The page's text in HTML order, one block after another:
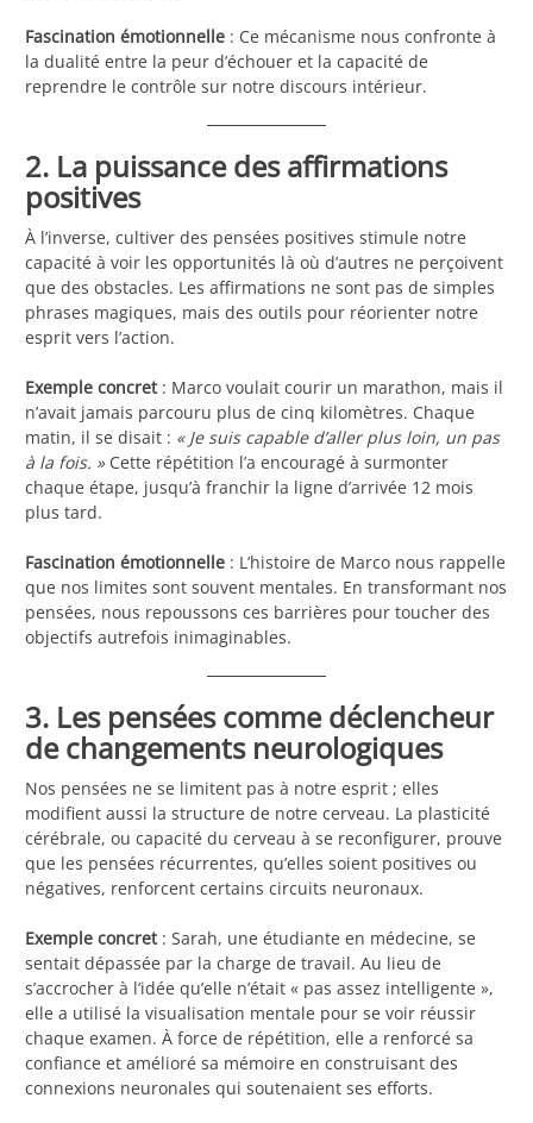
Fascination émotionnelle : Ce mécanisme nous confronte à
la dualité entre la peur d’échouer et la capacité de
reprendre le contrôle sur notre discours intérieur.
2. La puissance des affirmations
positives
À l’inverse, cultiver des pensées positives stimule notre
capacité à voir les opportunités là où d’autres ne perçoivent
que des obstacles. Les affirmations ne sont pas de simples
phrases magiques, mais des outils pour réorienter notre
esprit vers l’action.
Exemple concret: Marco voulait courir un marathon, mais il
n’avait jamais parcouru plus de cinq kilomètres. Chaque
matin, il se disait : « Je suis capable d’aller plus loin, un pas
à la fois. »Cette répétition l’a encouragé à surmonter
chaque étape, jusqu’à franchir la ligne d’arrivée 12 mois
plus tard.
Fascination émotionnelle : L’histoire de Marco nous rappelle
que nos limites sont souvent mentales. En transformant nos
pensées, nous repoussons ces barrières pour toucher des
objectifs autrefois inimaginables.
3. Les pensées comme déclencheur
de changements neurologiques
Nos pensées ne se limitent pas à notre esprit ; elles
modifient aussi la structure de notre cerveau. La plasticité
cérébrale, ou capacité du cerveau à se reconfigurer, prouve
que les pensées récurrentes, qu’elles soient positives ou
négatives, renforcent certains circuits neuronaux.
Exemple concret: Sarah, une étudiante en médecine, se
sentait dépassée par la charge de travail. Au lieu de
s’accrocher à l’idée qu’elle n’était « pas assez intelligente »,
elle a utilisé la visualisation mentale pour se voir réussir
chaque examen. À force de répétition, elle a renforcé sa
confiance et amélioré sa mémoire en construisant des
connexions neuronales qui soutenaient ses efforts.